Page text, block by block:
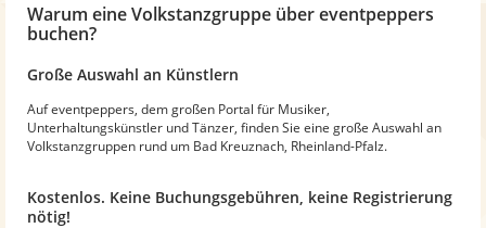
Warum eine Volkstanzgruppe über eventpeppers
buchen?
Große Auswahl an Künstlern
Auf eventpeppers, dem großen Portal für Musiker,
Unterhaltungskünstler und Tänzer, finden Sie eine große Auswahl an
Volkstanzgruppen rund um Bad Kreuznach, Rheinland-Pfalz.
Kostenlos. Keine Buchungsgebühren, keine Registrierung
nötig!